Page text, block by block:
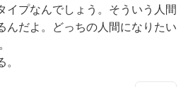
イプなんでしょう。そういう人間
んだよ。どっちの人間になりたい